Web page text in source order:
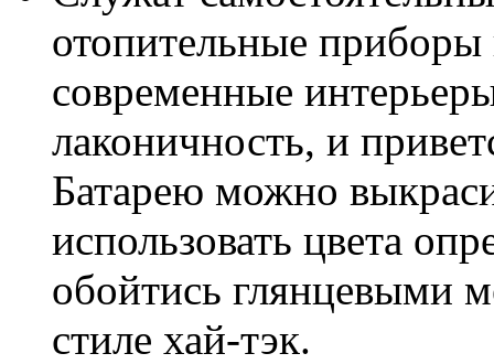
отопительные
современные
лаконичность, и
Батарею можно
использовать цвета
обойтись глянцевыми
стиле хай-тэк.